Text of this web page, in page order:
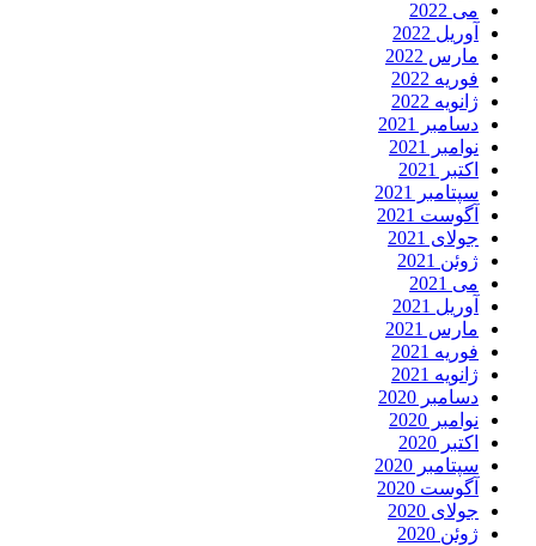
2022
2022
2022
2022
2021
2021
2021
2021
2021
2021
2021
2021
2021
2021
2021
2020
2020
2020
2020
2020
2020
2020